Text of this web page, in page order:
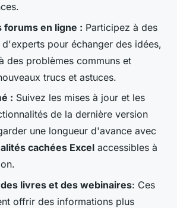
forums en ligne : Participez à des
pour échanger des idées,
des problèmes communs et
trucs et astuces.
: Suivez les mises à jour et les
de la dernière version
une longueur d'avance avec
cachées Excel accessibles à
livres et des webinaires: Ces
offrir des informations plus